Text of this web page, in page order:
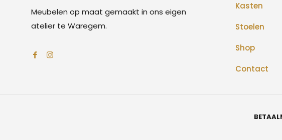
Meubelen op maat gemaakt in ons eigen
atelier te Waregem.
Kasten
Stoelen
Shop
Contact